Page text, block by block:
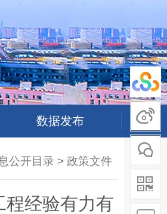
数据发布
公开目录 > 政策文件
程经验有力有